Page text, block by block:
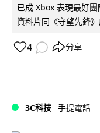
已成 Xbox 表現最好
資料片同《守望先鋒
4 分享
3C科技 手提電話